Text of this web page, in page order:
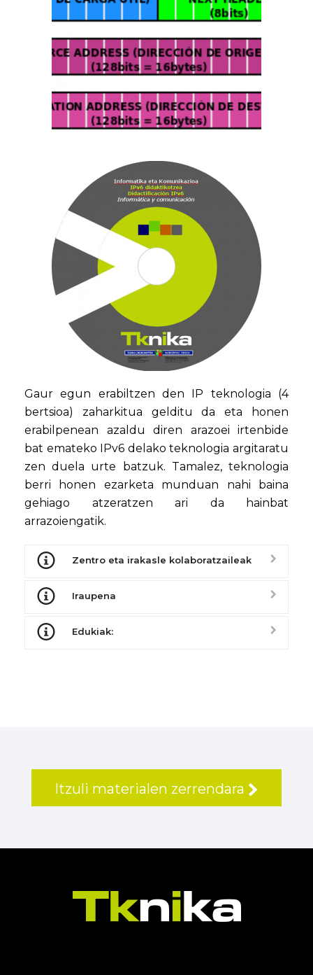
Gaur egun erabiltzen den IP teknologia (4
bertsioa) zaharkitua gelditu da eta honen
erabilpenean azaldu diren arazoei irtenbide
bat emateko IPv6 delako teknologia argitaratu
zen duela urte batzuk. Tamalez, teknologia
berri honen ezarketa munduan nahi baina
gehiago atzeratzen ari da hainbat
arrazoiengatik.
Zentro eta irakasle kolaboratzaileak
Iraupena
Edukiak:
Itzuli materialen zerrendara